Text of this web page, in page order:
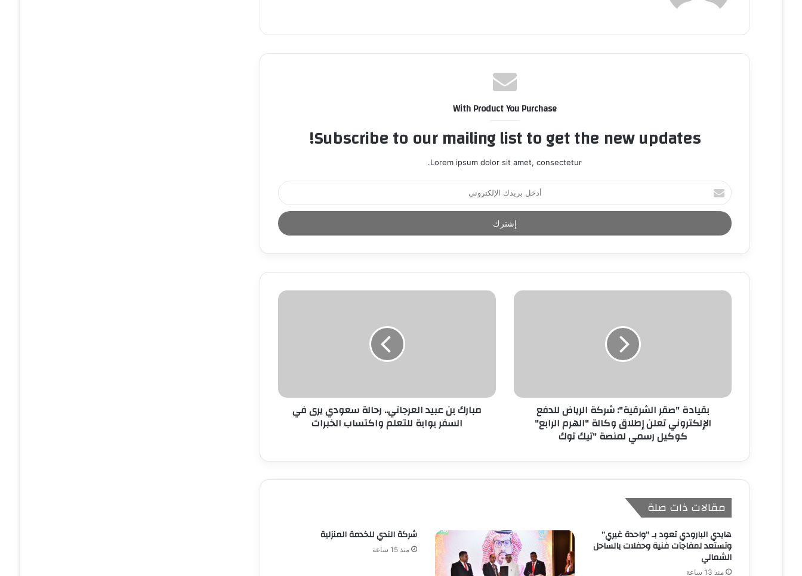
With Product You Purchase
Subscribe to our mailing list to get the new updates!
Lorem ipsum dolor sit amet, consectetur.
أ
د
خ
ل
د
ا
بقيادة "صقر الشرقية": شركة الرياض للدفع
الإلكتروني تعلن إطلاق وكالة "الهرم الرابع"
كوكيل رسمي لمنصة "تيك توك
مبارك بن عبيد العرجاني.. رحالة سعودي يرى في
السفر بوابة للتعلم واكتساب الخبرات
مقالات ذات صلة
هايدي البارودي تعود بـ “واحدة غيري”
وتستعد لمفاجآت فنية وحفلات بالساحل
الشمالي
منذ 13 ساعة
شركة الندي للخدمة المنزلية
منذ 15 ساعة